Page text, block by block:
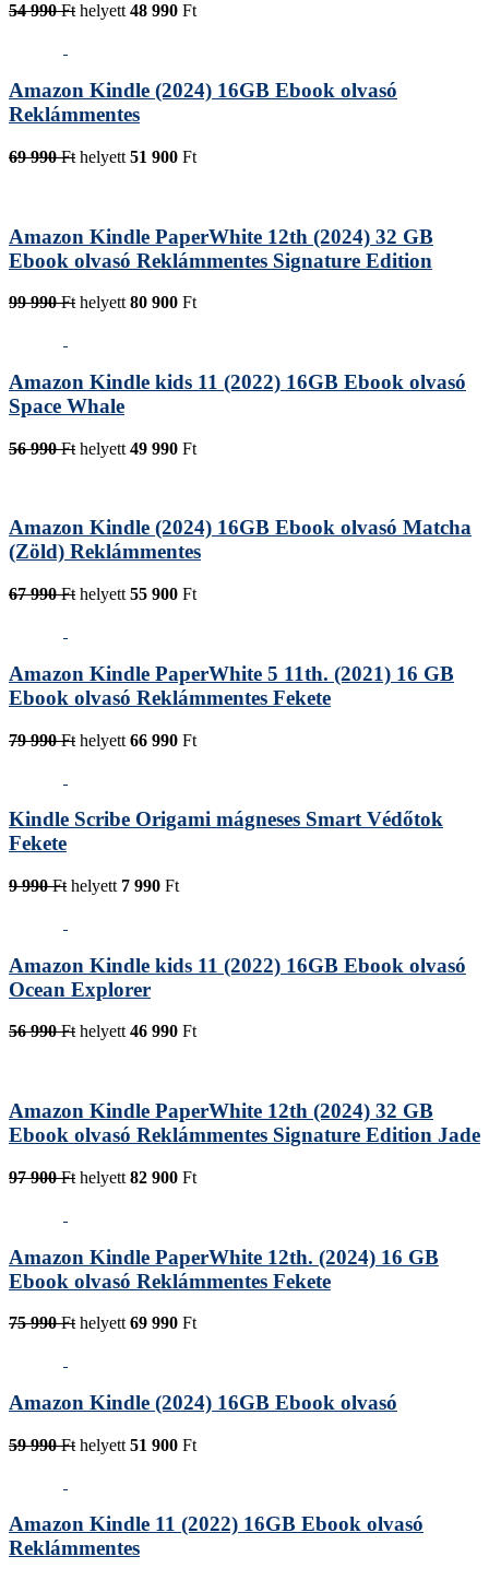
54 990 Ft helyett 48 990 Ft
Amazon Kindle (2024) 16GB Ebook olvasó
Reklámmentes
69 990 Ft helyett 51 900 Ft
Amazon Kindle PaperWhite 12th (2024) 32 GB
Ebook olvasó Reklámmentes Signature Edition
99 990 Ft helyett 80 900 Ft
Amazon Kindle kids 11 (2022) 16GB Ebook olvasó
Space Whale
56 990 Ft helyett 49 990 Ft
Amazon Kindle (2024) 16GB Ebook olvasó Matcha
(Zöld) Reklámmentes
67 990 Ft helyett 55 900 Ft
Amazon Kindle PaperWhite 5 11th. (2021) 16 GB
Ebook olvasó Reklámmentes Fekete
79 990 Ft helyett 66 990 Ft
Kindle Scribe Origami mágneses Smart Védőtok
Fekete
9 990 Ft helyett 7 990 Ft
Amazon Kindle kids 11 (2022) 16GB Ebook olvasó
Ocean Explorer
56 990 Fthelyett46 990 Ft
Amazon Kindle PaperWhite 12th (2024) 32 GB
Ebook olvasó Reklámmentes Signature Edition Jade
97 900 Ft helyett 82 900 Ft
Amazon Kindle PaperWhite 12th. (2024) 16 GB
Ebook olvasó Reklámmentes Fekete
75 990 Ft helyett 69 990 Ft
Amazon Kindle (2024) 16GB Ebook olvasó
59 990 Ft helyett 51 900 Ft
Amazon Kindle 11 (2022) 16GB Ebook olvasó
Reklámmentes